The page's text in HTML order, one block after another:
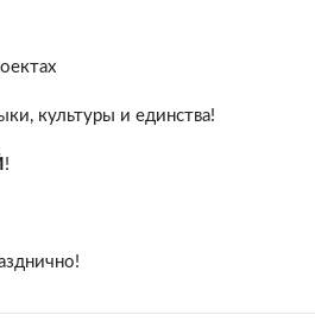
культуры и единства!
!